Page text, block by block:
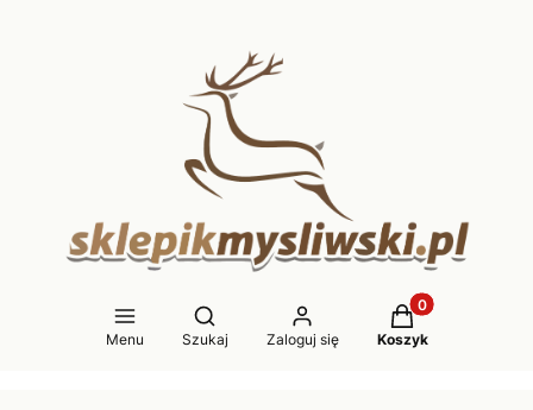
Menu
Otwórz wyszukiwarkę
Szukaj Zaloguj się
Produkty w
Koszyk